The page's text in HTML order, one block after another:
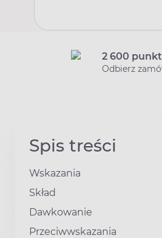
2 600
Odbierz
Spis treści
Wskazania
Skład
Dawkowanie
Przeciwwskazania